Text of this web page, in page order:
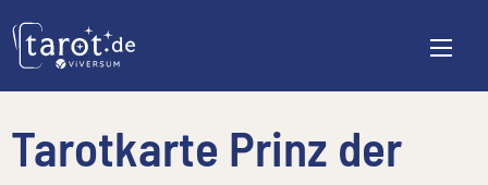
Tarotkarte Prinz der